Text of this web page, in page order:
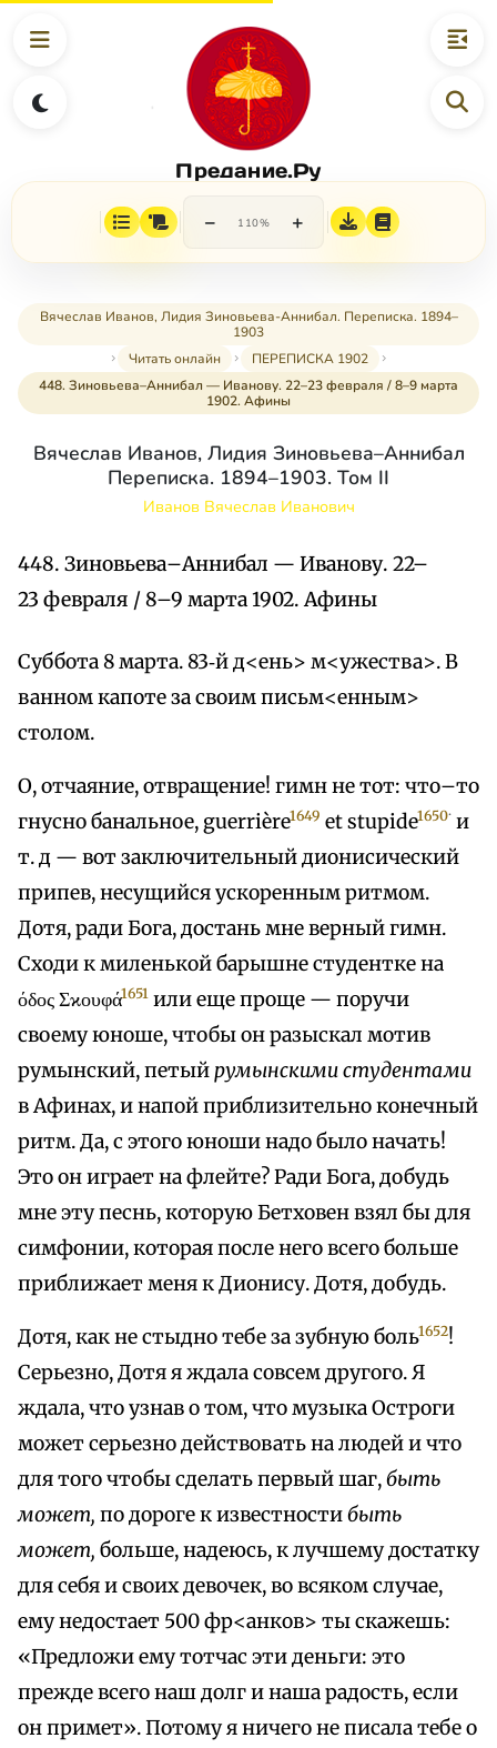
Предание.Ру
− 110% +
Вячеслав Иванов, Лидия Зиновьева-Аннибал. Переписка. 1894–
1903
Читать онлайн
ПЕРЕПИСКА 1902
448. Зиновьева–Аннибал — Иванову. 22–23 февраля / 8–9 марта
1902. Афины
Вячеслав Иванов, Лидия Зиновьева–Аннибал
Переписка. 1894–1903. Том II
Иванов Вячеслав Иванович
448. Зиновьева–Аннибал — Иванову. 22–
23 февраля / 8–9 марта 1902. Афины
Суббота 8 марта. 83‑й д<ень> м<ужества>. В
ванном капоте за своим письм<енным>
столом.
О, отчаяние, отвращение! гимн не тот: что–то
гнусно банальное, guerrière1649 et stupide1650. и
т. д — вот заключительный дионисический
припев, несущийся ускоренным ритмом.
Дотя, ради Бога, достань мне верный гимн.
Сходи к миленькой барышне студентке на
όδος Σϰουφά1651 или еще проще — поручи
своему юноше, чтобы он разыскал мотив
румынский, петыйрумынскими студентами
в Афинах, и напой приблизительно конечный
ритм. Да, с этого юноши надо было начать!
Это он играет на флейте? Ради Бога, добудь
мне эту песнь, которую Бетховен взял бы для
симфонии, которая после него всего больше
приближает меня к Дионису. Дотя, добудь.
Дотя, как не стыдно тебе за зубную боль1652!
Серьезно, Дотя я ждала совсем другого. Я
ждала, что узнав о том, что музыка Остроги
может серьезно действовать на людей и что
для того чтобы сделать первый шаг,быть
может, по дороге к известностибыть
может, больше, надеюсь, к лучшему достатку
для себя и своих девочек, во всяком случае,
ему недостает 500 фр<анков> ты скажешь:
«Предложи ему тотчас эти деньги: это
прежде всего наш долг и наша радость, если
он примет». Потому я ничего не писала тебе о